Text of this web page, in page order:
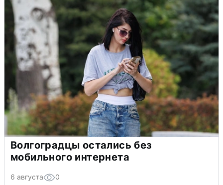
Волгоградцы остались без
мобильного интернета
6 августа 0